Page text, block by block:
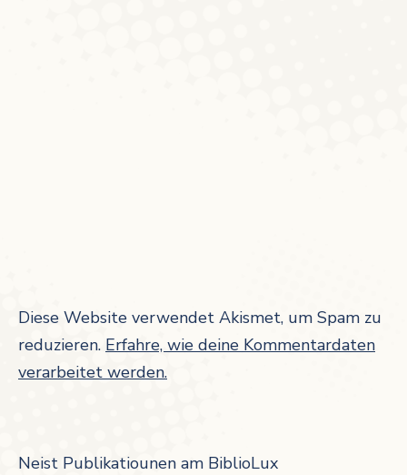
Diese Website verwendet Akismet, um Spam zu
reduzieren. Erfahre, wie deine Kommentardaten
verarbeitet werden.
Neist Publikatiounen am BiblioLux